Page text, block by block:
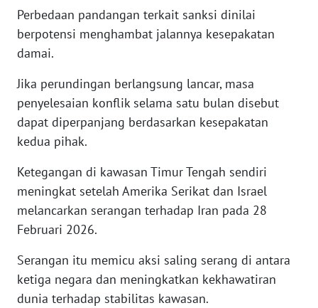
Perbedaan pandangan terkait sanksi dinilai
berpotensi menghambat jalannya kesepakatan
damai.
Jika perundingan berlangsung lancar, masa
penyelesaian konflik selama satu bulan disebut
dapat diperpanjang berdasarkan kesepakatan
kedua pihak.
Ketegangan di kawasan Timur Tengah sendiri
meningkat setelah Amerika Serikat dan Israel
melancarkan serangan terhadap Iran pada 28
Februari 2026.
Serangan itu memicu aksi saling serang di antara
ketiga negara dan meningkatkan kekhawatiran
dunia terhadap stabilitas kawasan.
WN
NTT
KEPRI
WN
PAPUA
BARAT
WN
RIAU